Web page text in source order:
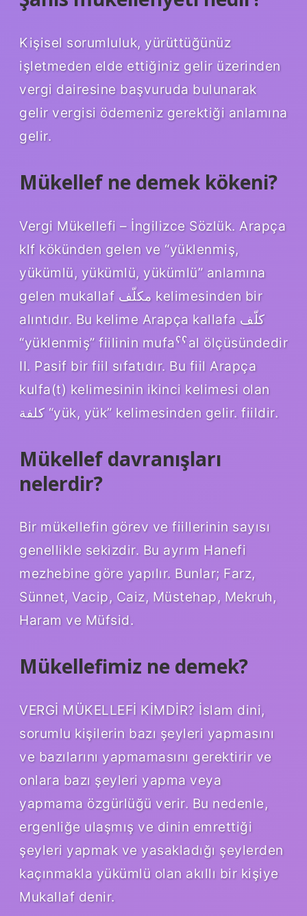
Kişisel sorumluluk, yürüttüğünüz
işletmeden elde ettiğiniz gelir üzerinden
vergi dairesine başvuruda bulunarak
gelir vergisi ödemeniz gerektiği anlamına
gelir.
Mükellef ne demek kökeni?
Vergi Mükellefi – İngilizce Sözlük. Arapça
klf kökünden gelen ve “yüklenmiş,
yükümlü, yükümlü, yükümlü” anlamına
gelen mukallaf مكلّف kelimesinden bir
alıntıdır. Bu kelime Arapça kallafa كلّف
“yüklenmiş” fiilinin mufaˁˁal ölçüsündedir
II. Pasif bir fiil sıfatıdır. Bu fiil Arapça
kulfa(t) kelimesinin ikinci kelimesi olan
كلفة “yük, yük” kelimesinden gelir. fiildir.
Mükellef davranışları
nelerdir?
Bir mükellefin görev ve fiillerinin sayısı
genellikle sekizdir. Bu ayrım Hanefi
mezhebine göre yapılır. Bunlar; Farz,
Sünnet, Vacip, Caiz, Müstehap, Mekruh,
Haram ve Müfsid.
Mükellefimiz ne demek?
VERGİ MÜKELLEFİ KİMDİR? İslam dini,
sorumlu kişilerin bazı şeyleri yapmasını
ve bazılarını yapmamasını gerektirir ve
onlara bazı şeyleri yapma veya
yapmama özgürlüğü verir. Bu nedenle,
ergenliğe ulaşmış ve dinin emrettiği
şeyleri yapmak ve yasakladığı şeylerden
kaçınmakla yükümlü olan akıllı bir kişiye
Mukallaf denir.